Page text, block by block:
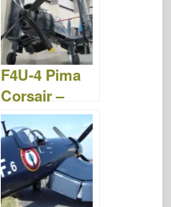
F4U-4 Pima
Corsair –
WalkAround